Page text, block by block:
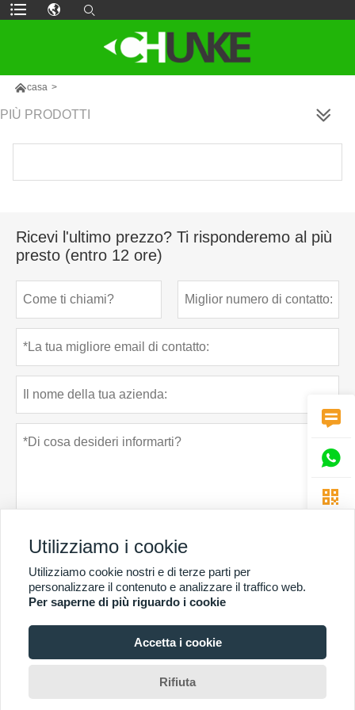
casa >
PIÙ PRODOTTI
Ricevi l'ultimo prezzo? Ti risponderemo al più
presto (entro 12 ore)
presentare Politica sulla riservatezza
Copyright di © Guangzhou Chunke Environmental Technology Co. Ltd. E-mail:



Utilizziamo i cookie
Utilizziamo cookie nostri e di terze parti per
personalizzare il contenuto e analizzare il traffico web.
Per saperne di più riguardo i cookie
Accetta i cookie
Rifiuta